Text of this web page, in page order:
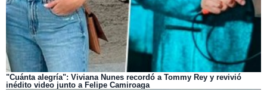
"Cuánta alegría": Viviana Nunes recordó a Tommy Rey y revivió
inédito video junto a Felipe Camiroaga